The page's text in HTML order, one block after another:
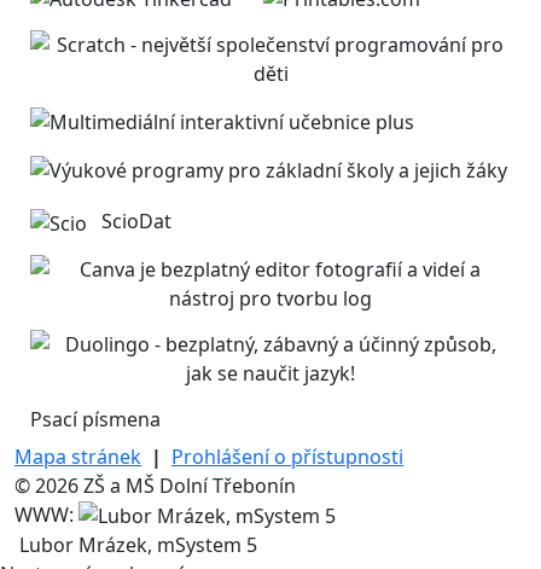
ScioDat
Psací písmena
Mapa stránek | Prohlášení o přístupnosti
© 2026 ZŠ a MŠ Dolní Třebonín
WWW:
Lubor Mrázek, mSystem 5